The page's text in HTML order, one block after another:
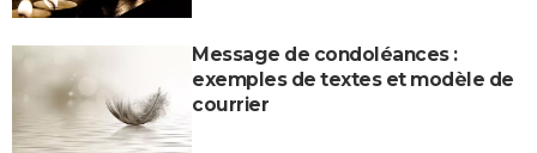
Message de condoléances :
exemples de textes et modèle de
courrier